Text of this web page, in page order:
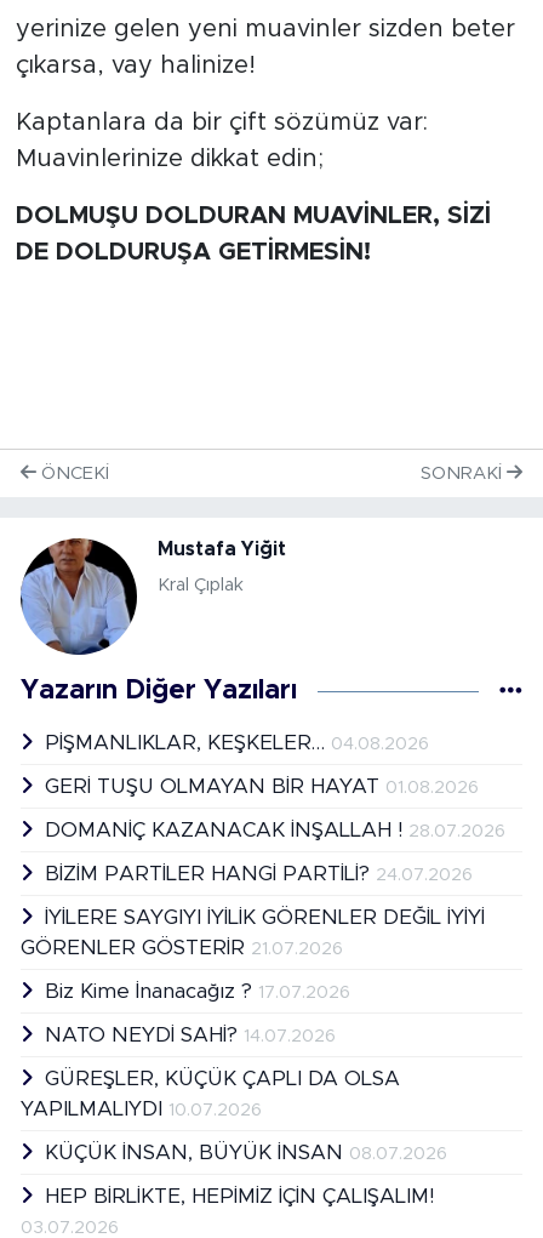
yerinize gelen yeni muavinler sizden beter
çıkarsa, vay halinize!
Kaptanlara da bir çift sözümüz var:
Muavinlerinize dikkat edin;
DOLMUŞU DOLDURAN MUAVİNLER, SİZİ
DE DOLDURUŞA GETİRMESİN!
ÖNCEKI SONRAKI
Mustafa Yiğit
Kral Çıplak
Yazarın Diğer Yazıları
PİŞMANLIKLAR, KEŞKELER… 04.08.2026
GERİ TUŞU OLMAYAN BİR HAYAT 01.08.2026
DOMANİÇ KAZANACAK İNŞALLAH ! 28.07.2026
BİZİM PARTİLER HANGİ PARTİLİ? 24.07.2026
İYİLERE SAYGIYI İYİLİK GÖRENLER DEĞİL İYİYİ
GÖRENLER GÖSTERİR 21.07.2026
Biz Kime İnanacağız ? 17.07.2026
NATO NEYDİ SAHİ? 14.07.2026
GÜREŞLER, KÜÇÜK ÇAPLI DA OLSA
YAPILMALIYDI
10.07.2026
KÜÇÜK İNSAN, BÜYÜK İNSAN 08.07.2026
HEP BİRLİKTE, HEPİMİZ İÇİN ÇALIŞALIM!
03.07.2026